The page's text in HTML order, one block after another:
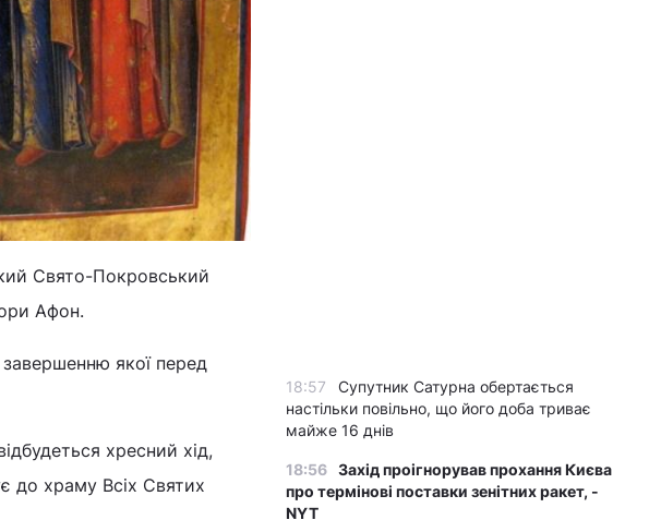
Свято-Покровський
Афон.
якої перед
хресний хід,
до храму Всіх Святих
18:57
Супутник Сатурна обертається
настільки повільно, що його доба триває
майже 16 днів
18:56 Захід проігнорував прохання Києва
про термінові поставки зенітних ракет, -
NYT